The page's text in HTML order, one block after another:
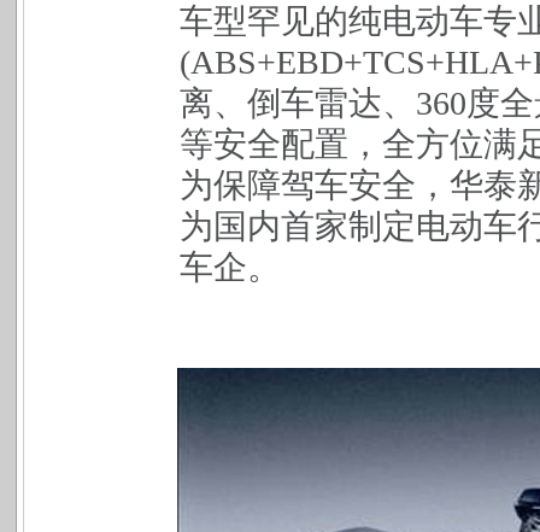
车型罕见的纯电动车专
离、倒车雷达、360度
等安全配置，全方位满
为保障驾车安全，华泰
为国内首家制定电动车
车企。